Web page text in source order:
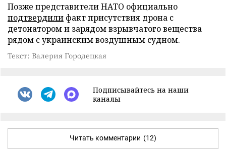
Позже представители НАТО официально
подтвердили факт присутствия дрона с
детонатором и зарядом взрывчатого вещества
рядом с украинским воздушным судном.
Текст: Валерия Городецкая
Подписывайтесь на наши
каналы
Читать комментарии (12)